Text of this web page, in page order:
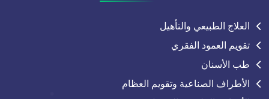
العلاج الطبيعي والتأهيل
تقويم العمود الفقري
طب الأسنان
الأطراف الصناعية وتقويم العظام